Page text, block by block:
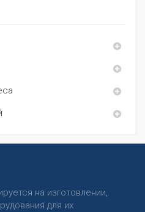
на изготовлении,
для их